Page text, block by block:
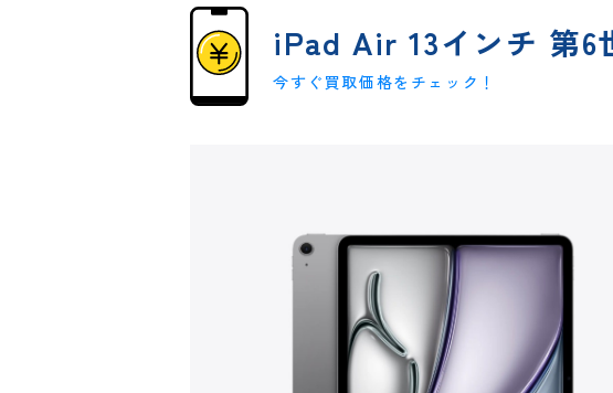
iPad Air 13インチ 第
今すぐ買取価格をチェック！